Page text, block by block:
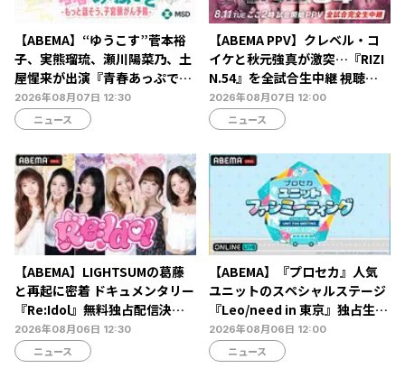
【ABEMA】“ゆうこす”菅本裕
子、実熊瑠琉、瀬川陽菜乃、土
屋惺来が出演『青春あっぷで～
と -もっと話そう、子宮頸がん
予防-』放送決定…恋愛・人間
関係からカラダの悩みまで本音
トーク
2026年08月07日 12:30
ニュース
【ABEMA PPV】クレベル・コ
イケと秋元強真が激突…『RIZI
N.54』を全試合生中継 視聴チ
ケット販売中
2026年08月07日 12:00
ニュース
【ABEMA】LIGHTSUMの葛藤
と再起に密着 ドキュメンタリー
『Re:Idol』無料独占配信決
定…デビュー6年目の壁と2年間
の空白期に迫る
2026年08月06日 12:30
ニュース
【ABEMA】『プロセカ』人気
ユニットのスペシャルステージ
『Leo/need in 東京』独占生放
送決定…ショートライブや生ア
フレコも
2026年08月06日 12:00
ニュース